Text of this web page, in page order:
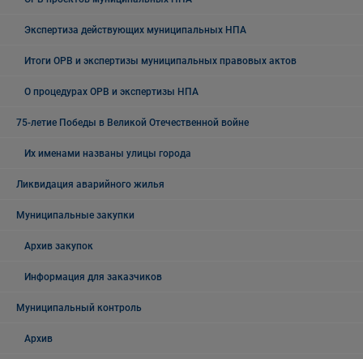
Экспертиза действующих муниципальных НПА
Итоги ОРВ и экспертизы муниципальных правовых актов
О процедурах ОРВ и экспертизы НПА
75-летие Победы в Великой Отечественной войне
Их именами названы улицы города
Ликвидация аварийного жилья
Муниципальные закупки
Архив закупок
Информация для заказчиков
Муниципальный контроль
Архив